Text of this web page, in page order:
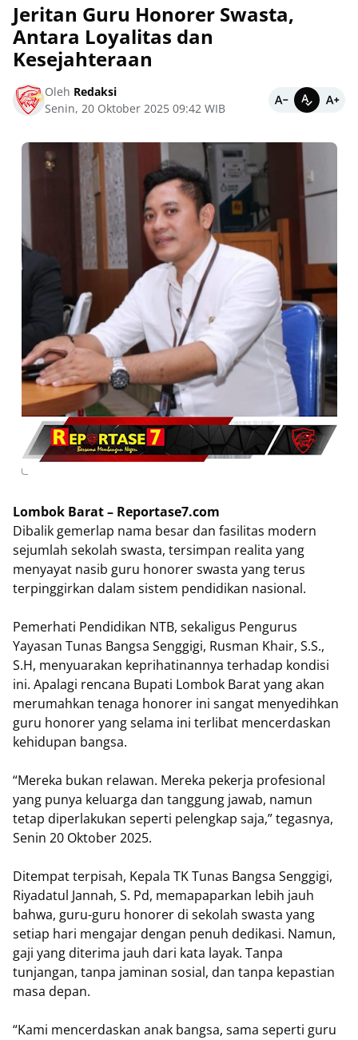
Jeritan Guru Honorer Swasta,
Antara Loyalitas dan
Kesejahteraan
Oleh Redaksi
Senin, 20 Oktober 2025 09:42 WIB
Lombok Barat – Reportase7.com
Dibalik gemerlap nama besar dan fasilitas modern
sejumlah sekolah swasta, tersimpan realita yang
menyayat nasib guru honorer swasta yang terus
terpinggirkan dalam sistem pendidikan nasional.
Pemerhati Pendidikan NTB, sekaligus Pengurus
Yayasan Tunas Bangsa Senggigi, Rusman Khair, S.S.,
S.H, menyuarakan keprihatinannya terhadap kondisi
ini. Apalagi rencana Bupati Lombok Barat yang akan
merumahkan tenaga honorer ini sangat menyedihkan
guru honorer yang selama ini terlibat mencerdaskan
kehidupan bangsa.
“Mereka bukan relawan. Mereka pekerja profesional
yang punya keluarga dan tanggung jawab, namun
tetap diperlakukan seperti pelengkap saja,” tegasnya,
Senin 20 Oktober 2025.
Ditempat terpisah, Kepala TK Tunas Bangsa Senggigi,
Riyadatul Jannah, S. Pd, memapaparkan lebih jauh
bahwa, guru-guru honorer di sekolah swasta yang
setiap hari mengajar dengan penuh dedikasi. Namun,
gaji yang diterima jauh dari kata layak. Tanpa
tunjangan, tanpa jaminan sosial, dan tanpa kepastian
masa depan.
“Kami mencerdaskan anak bangsa, sama seperti guru